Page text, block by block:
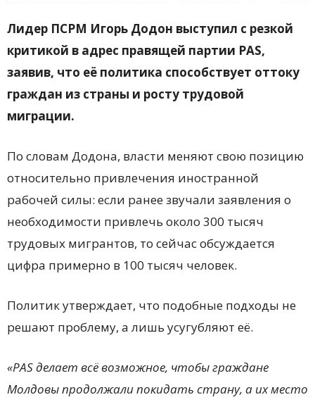
Лидер ПСРМ Игорь Додон выступил с резкой
критикой в адрес правящей партии PAS,
заявив, что её политика способствует оттоку
граждан из страны и росту трудовой
миграции.
По словам Додона, власти меняют свою позицию
относительно привлечения иностранной
рабочей силы: если ранее звучали заявления о
необходимости привлечь около 300 тысяч
трудовых мигрантов, то сейчас обсуждается
цифра примерно в 100 тысяч человек.
Политик утверждает, что подобные подходы не
решают проблему, а лишь усугубляют её.
«PAS делает всё возможное, чтобы граждане
Молдовы продолжали покидать страну, а их место